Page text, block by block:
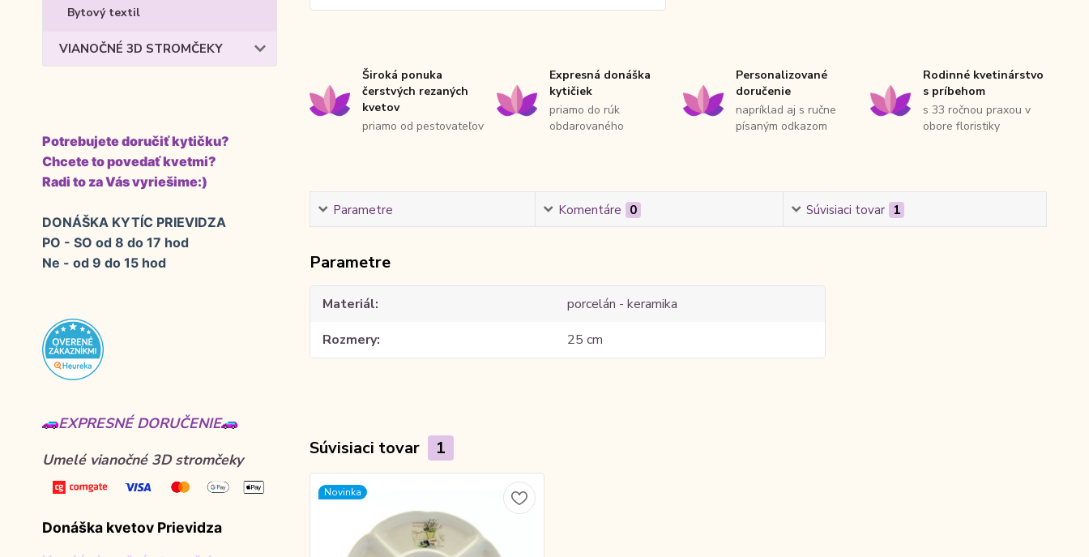
Bytový textil
VIANOČNÉ 3D STROMČEKY
Potrebujete doručiť kytičku?
Chcete to povedať kvetmi?
Radi to za Vás vyriešime:)
DONÁŠKA KYTÍC PRIEVIDZA
PO - SO od 8 do 17 hod
Ne - od 9 do 15 hod
EXPRESNÉ DORUČENIE
Umelé vianočné 3D stromčeky
Donáška kvetov Prievidza
Široká ponuka
čerstvých rezaných
kvetov
priamo od pestovateľov
Expresná donáška
kytičiek
priamo do rúk
obdarovaného
Personalizované
doručenie
napríklad aj s ručne
písaným odkazom
Rodinné kvetinárstvo
s príbehom
s 33 ročnou praxou v
obore floristiky
Parametre Komentáre 0 Súvisiaci tovar 1
Parametre
Materiál
porcelán - keramika
Rozmery
25 cm
Súvisiaci tovar 1
Novinka